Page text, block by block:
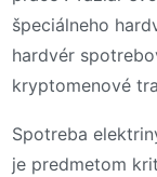
špeciálneho
hardvér
kryptomenové
Spotreba
je predmetom